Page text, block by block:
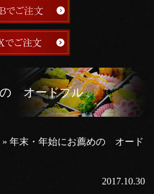
の オードブル
» 年末・年始にお薦めの オード
2017.10.30